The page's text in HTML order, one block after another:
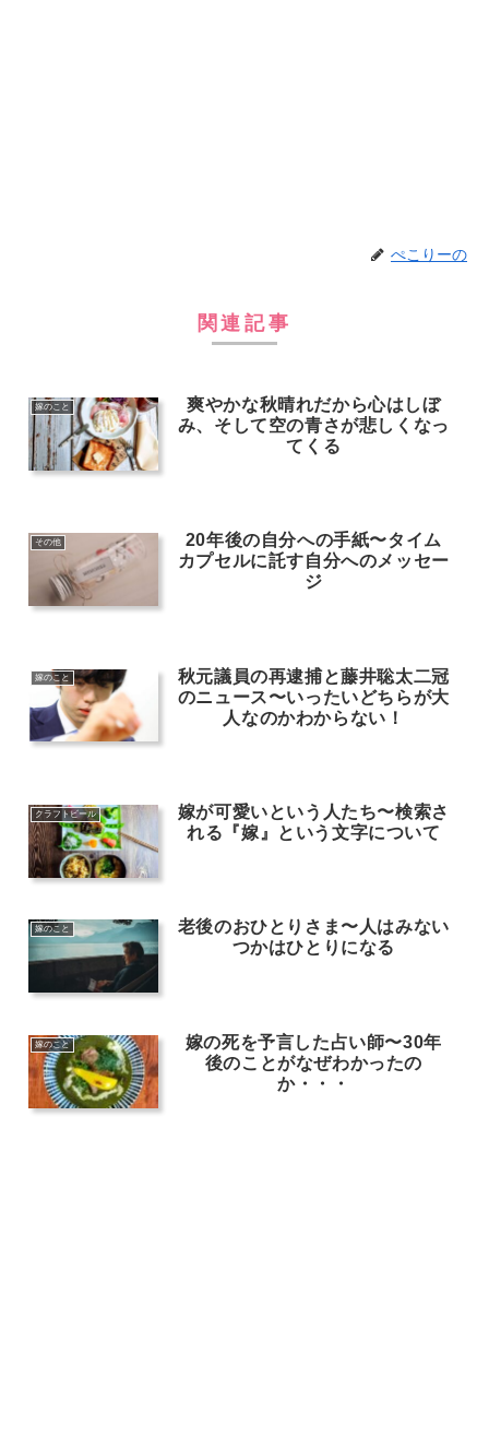
ぺこりーの
関連記事
嫁のこと
爽やかな秋晴れだから心はしぼ
み、そして空の青さが悲しくなっ
てくる
その他
20年後の自分への手紙〜タイム
カプセルに託す自分へのメッセー
ジ
嫁のこと
秋元議員の再逮捕と藤井聡太二冠
のニュース〜いったいどちらが大
人なのかわからない！
クラフトビール
嫁が可愛いという人たち〜検索さ
れる『嫁』という文字について
嫁のこと
老後のおひとりさま〜人はみない
つかはひとりになる
嫁のこと
嫁の死を予言した占い師〜30年
後のことがなぜわかったの
か・・・